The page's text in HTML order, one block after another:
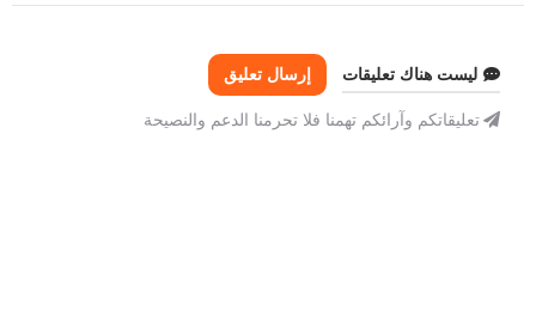
ليست هناك تعليقات إرسال تعليق
تعليقاتكم وآرائكم تهمنا فلا تحرمنا الدعم والنصيحة